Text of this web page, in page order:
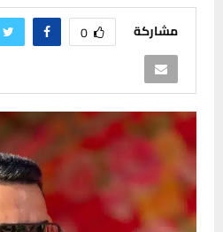
مشاركة 0